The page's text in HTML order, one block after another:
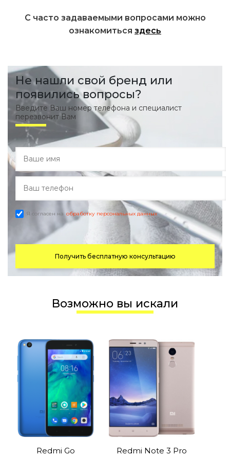
С часто задаваемыми вопросами можно
ознакомиться здесь
Не нашли свой бренд или
появились вопросы?
Введите Ваш номер телефона и специалист
перезвонит Вам
Я согласен на обработку персональных данных
Получить бесплатную консультацию
Возможно вы искали
Redmi Go Redmi Note 3 Pro